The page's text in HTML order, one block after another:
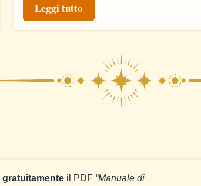
Leggi tutto
gratuitamente il PDF “Manuale di